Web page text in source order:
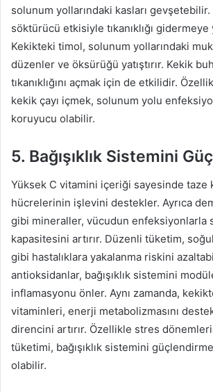
solunum yollarındaki kasları gevşetebilir.
söktürücü etkisiyle tıkanıklığı gidermeye
Kekikteki timol, solunum yollarındaki
düzenler ve öksürüğü yatıştırır. Kekik
tıkanıklığını açmak için de etkilidir.
kekik çayı içmek, solunum yolu
koruyucu olabilir.
5. Bağışıklık Sistemini
Yüksek C vitamini içeriği sayesinde taze
hücrelerinin işlevini destekler. Ayrıca
gibi mineraller, vücudun enfeksiyonlarla
kapasitesini artırır. Düzenli tüketim,
gibi hastalıklara yakalanma riskini
antioksidanlar, bağışıklık sistemini
inflamasyonu önler. Aynı zamanda,
vitaminleri, enerji metabolizmasını
direncini artırır. Özellikle stres
tüketimi, bağışıklık sistemini
olabilir.